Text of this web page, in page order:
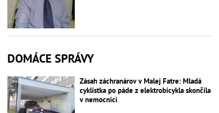
DOMÁCE SPRÁVY
Zásah záchranárov v Malej Fatre: Mladá
cyklistka po páde z elektrobicykla skončila
v nemocnici